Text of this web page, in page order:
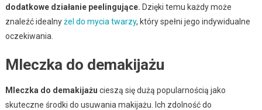
dodatkowe działanie peelingujące. Dzięki temu każdy może
znaleźć idealnyżel do mycia twarzy, który spełni jego indywidualne
oczekiwania.
Mleczka do demakijażu
Mleczka do demakijażu cieszą się dużą popularnością jako
skuteczne środki do usuwania makijażu. Ich zdolność do